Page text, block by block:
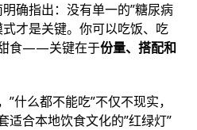
确指出：没有单一的”糖尿病
才是关键。你可以吃饭、吃
食——关键在于份量、搭配和
什么都不能吃”不仅不现实，
适合本地饮食文化的”红绿灯”